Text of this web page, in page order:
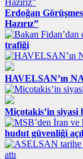
Erdoğan
Hazırız”
trafiği
HAVELSAN’ın
Miçotakis’in siyasi
hudut güvenliği